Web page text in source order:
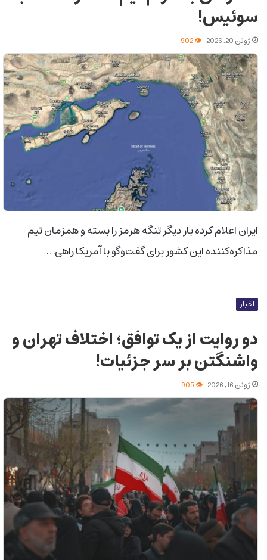
سوئیس!
ژوئن 20, 2026
ایران اعلام کرده بار دیگر تنگه هرمز را بسته و همزمان تیم
مذاکره‌کننده این کشور برای گفت‌وگو با آمریکا راهی…
اخبار
دو روایت از یک توافق؛ اختلاف تهران و
واشنگتن بر سر جزئیات!
ژوئن 16, 2026